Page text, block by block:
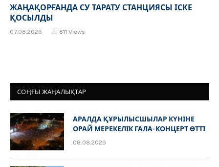
ЖАҢАҚОРҒАНДА СУ ТАРАТУ СТАНЦИЯСЫ ІСКЕ
ҚОСЫЛДЫ
07.08.2026 811 Views
СОҢҒЫ ЖАҢАЛЫҚТАР
АРАЛДА ҚҰРЫЛЫСШЫЛАР КҮНІНЕ
ОРАЙ МЕРЕКЕЛІК ГАЛА-КОНЦЕРТ ӨТТІ
08.08.2026